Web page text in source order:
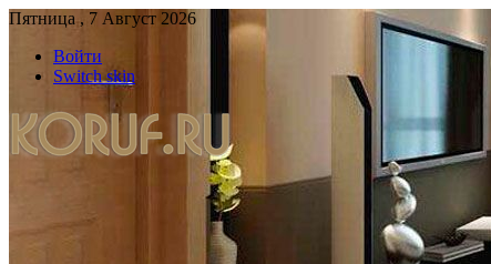
Пятница , 7 Август 2026
Войти
Switch skin